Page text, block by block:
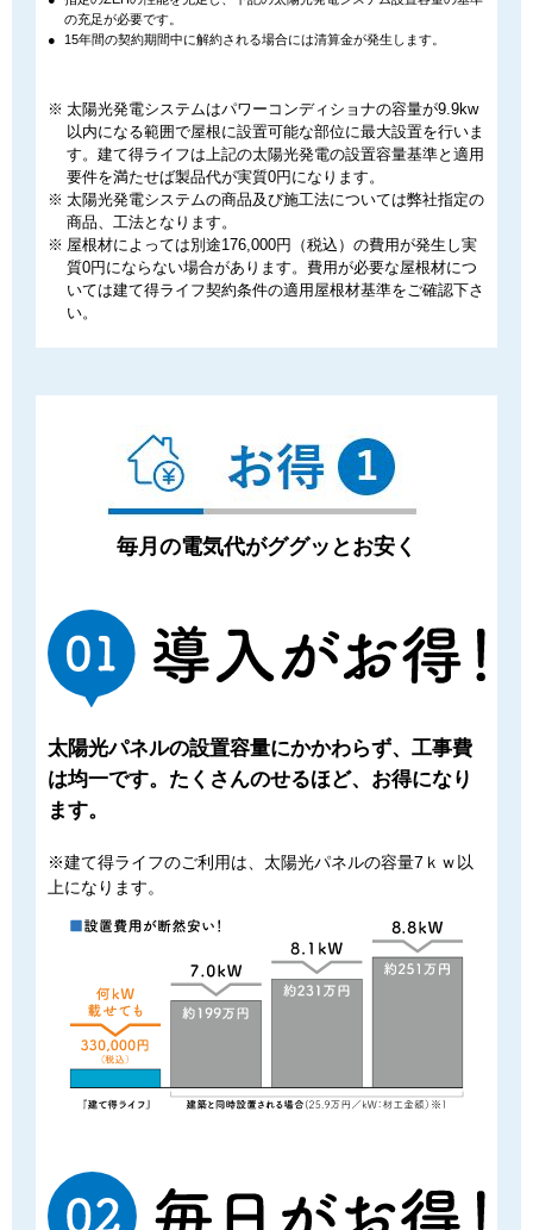
の充⾜が必要です。
15年間の契約期間中に解約される場合には清算金が発生します。
太陽光発電システムはパワーコンディショナの容量が9.9kw
以内になる範囲で屋根に設置可能な部位に最⼤設置を⾏いま
す。建て得ライフは上記の太陽光発電の設置容量基準と適⽤
要件を満たせば製品代が実質0円になります。
太陽光発電システムの商品及び施⼯法については弊社指定の
商品、⼯法となります。
屋根材によっては別途176,000円（税込）の費用が発生し実
質0円にならない場合があります。費用が必要な屋根材につ
いては建て得ライフ契約条件の適用屋根材基準をご確認下さ
い。
毎月の電気代がググッとお安く
太陽光パネルの設置容量にかかわらず、⼯事費
は均⼀です。たくさんのせるほど、お得になり
ます。
※建て得ライフのご利⽤は、太陽光パネルの容量7ｋｗ以
上になります。